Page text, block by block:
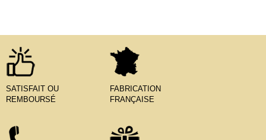
SATISFAIT OU
REMBOURSÉ
FABRICATION
FRANÇAISE